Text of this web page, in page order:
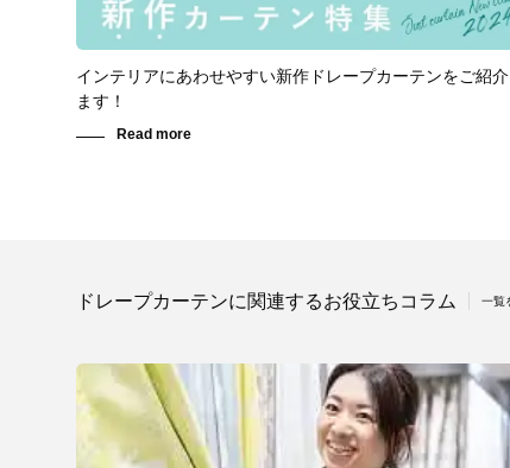
インテリアにあわせやすい新作ドレープカーテンをご紹介
ます！
ドレープカーテンに関連するお役立ちコラム 一覧